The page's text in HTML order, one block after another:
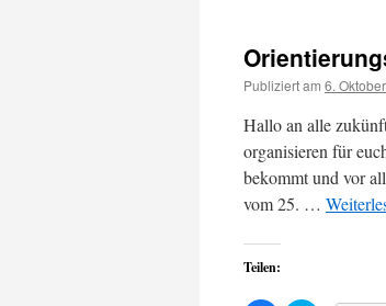
geöffnet)geöffnet)
Publiziert am 6.
Hallo an alle
organisieren für
bekommt und vor
vom 25. …
Teilen: